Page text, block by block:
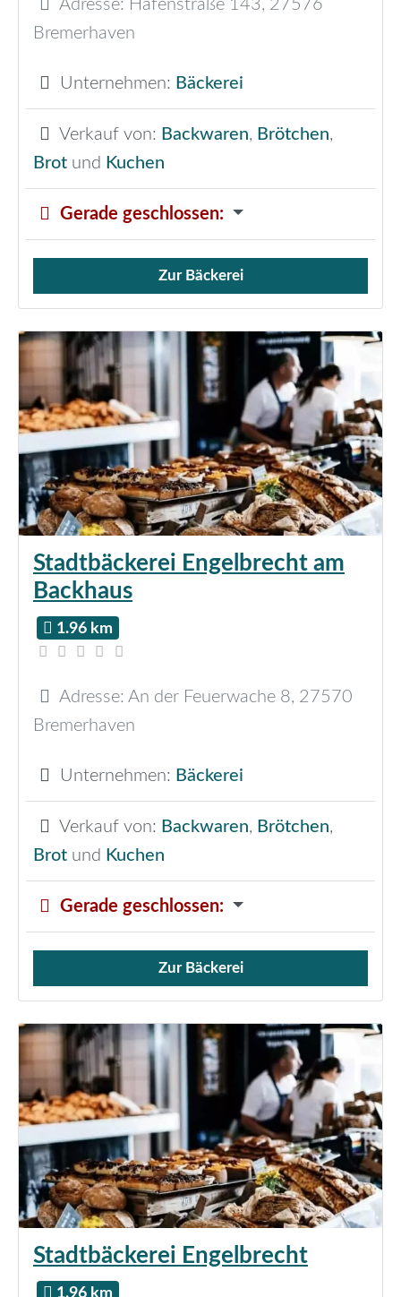
Adresse: Hafenstraße 143, 27576
Bremerhaven
Unternehmen: Bäckerei
Verkauf von: Backwaren, Brötchen,
Brot und Kuchen
Gerade geschlossen:
Verkauf von Brötchen,
Zur Bäckerei
Stadtbäckerei Engelbrecht am
Backhaus
1.96 km
Adresse: An der Feuerwache 8, 27570
Bremerhaven
Unternehmen: Bäckerei
Verkauf von: Backwaren, Brötchen,
Brot und Kuchen
Gerade geschlossen:
Verkauf von Brötchen,
Zur Bäckerei
Stadtbäckerei Engelbrecht
1.96 km